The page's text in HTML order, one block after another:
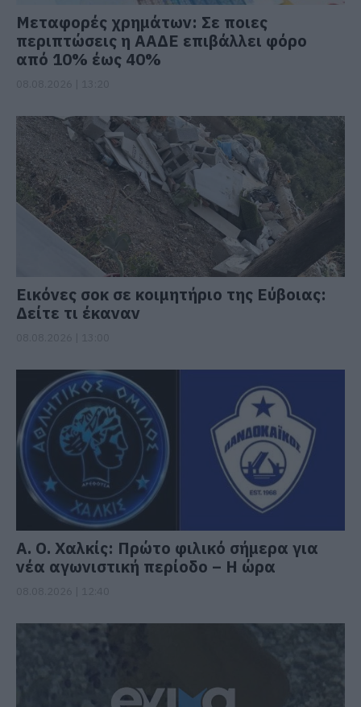
Μεταφορές χρημάτων: Σε ποιες
περιπτώσεις η ΑΑΔΕ επιβάλλει φόρο
από 10% έως 40%
Εικόνες σοκ σε κοιμητήριο της Εύβοιας:
Δείτε τι έκαναν
Α. Ο. Χαλκίς: Πρώτο φιλικό σήμερα για
νέα αγωνιστική περίοδο – Η ώρα